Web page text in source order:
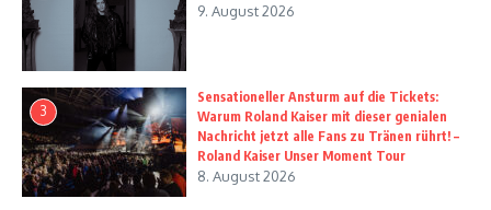
9. August 2026
3
Sensationeller Ansturm auf die Tickets:
Warum Roland Kaiser mit dieser genialen
Nachricht jetzt alle Fans zu Tränen rührt! –
Roland Kaiser Unser Moment Tour
8. August 2026